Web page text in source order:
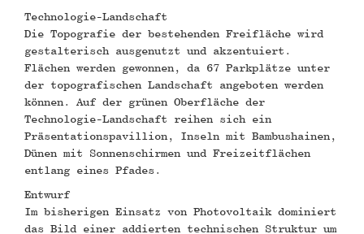
Technologie-Landschaft
Die Topografie der bestehenden Freifläche wird
gestalterisch ausgenutzt und akzentuiert.
Flächen werden gewonnen, da 67 Parkplätze unter
der topografischen Landschaft angeboten werden
können. Auf der grünen Oberfläche der
Technologie-Landschaft reihen sich ein
Präsentationspavillion, Inseln mit Bambushainen,
Dünen mit Sonnenschirmen und Freizeitflächen
entlang eines Pfades.
Entwurf
Im bisherigen Einsatz von Photovoltaik dominiert
das Bild einer addierten technischen Struktur um